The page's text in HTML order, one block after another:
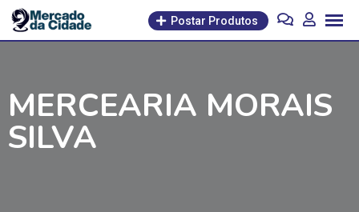
Pular
para
Postar Produtos
MERCEARIA MORAIS
SILVA